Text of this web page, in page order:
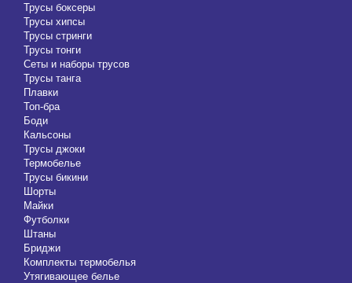
Трусы боксеры
Трусы хипсы
Трусы стринги
Трусы тонги
Сеты и наборы трусов
Трусы танга
Плавки
Топ-бра
Боди
Кальсоны
Трусы джоки
Термобелье
Трусы бикини
Шорты
Майки
Футболки
Штаны
Бриджи
Комплекты термобелья
Утягивающее белье